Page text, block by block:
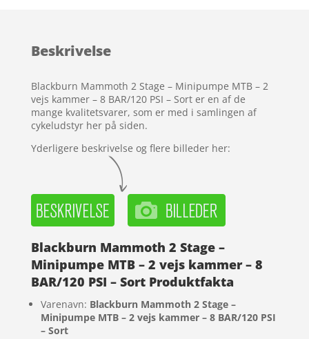
på
ømmels
er
Beskrivelse
Blackburn Mammoth 2 Stage – Minipumpe MTB – 2
vejs kammer – 8 BAR/120 PSI – Sort er en af de
mange kvalitetsvarer, som er med i samlingen af
cykeludstyr her på siden.
Yderligere beskrivelse og flere billeder her:
Blackburn Mammoth 2 Stage –
Minipumpe MTB – 2 vejs kammer – 8
BAR/120 PSI – Sort Produktfakta
Varenavn: Blackburn Mammoth 2 Stage –
Minipumpe MTB – 2 vejs kammer – 8 BAR/120 PSI
– Sort